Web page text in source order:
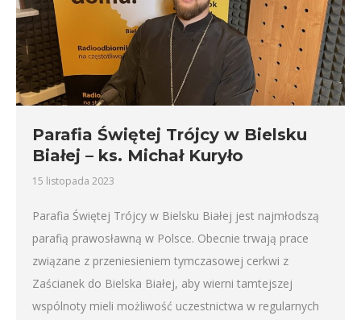
Parafia Świętej Trójcy w Bielsku
Białej – ks. Michał Kuryło
15 listopada 2023
Parafia Świętej Trójcy w Bielsku Białej jest najmłodszą
parafią prawosławną w Polsce. Obecnie trwają prace
związane z przeniesieniem tymczasowej cerkwi z
Zaścianek do Bielska Białej, aby wierni tamtejszej
wspólnoty mieli możliwość uczestnictwa w regularnych